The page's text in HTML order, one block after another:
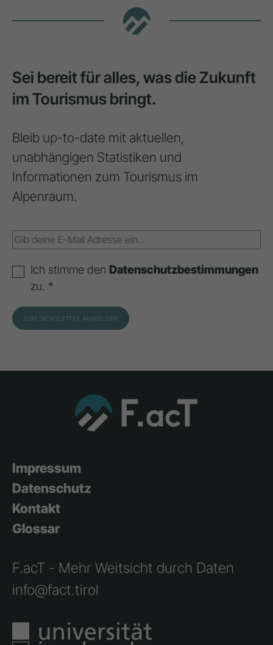
Sei bereit für alles, was die Zukunft
im Tourismus bringt.
Bleib up-to-date mit aktuellen,
unabhängigen Statistiken und
Informationen zum Tourismus im
Alpenraum.
Ich stimme den Datenschutzbestimmungen
zu. *
Impressum
Datenschutz
Kontakt
Glossar
F.acT - Mehr Weitsicht durch Daten
info@fact.tirol